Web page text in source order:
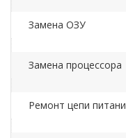
Замена ОЗУ
Замена процессора
Ремонт цепи